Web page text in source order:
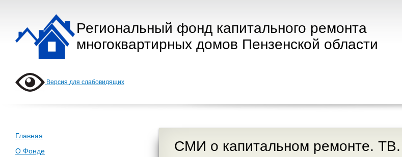
Региональный фонд капитального ремонта
многоквартирных домов Пензенской области
Версия для слабовидящих
Главная
О Фонде
СМИ о капитальном ремонте.